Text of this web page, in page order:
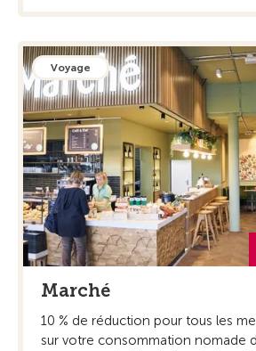
Voyage
Marché
10 % de réduction pour tous les
sur votre consommation nomade